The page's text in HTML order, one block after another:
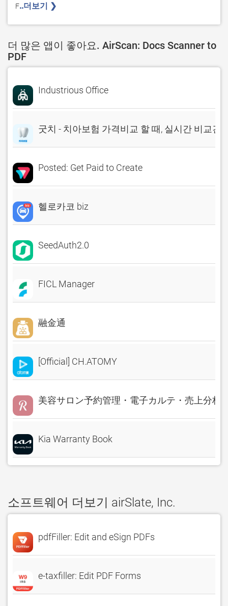
F..더보기 ❯
더 많은 앱이 좋아요. AirScan: Docs Scanner to
PDF
Industrious Office
굿치 - 치아보험 가격비교 할 때, 실시간 비교견
Posted: Get Paid to Create
헬로카코 biz
SeedAuth2.0
FICL Manager
融金通
[Official] CH.ATOMY
美容サロン予約管理・電子カルテ・売上分析
Kia Warranty Book
소프트웨어 더보기 airSlate, Inc.
pdfFiller: Edit and eSign PDFs
e-taxfiller: Edit PDF Forms